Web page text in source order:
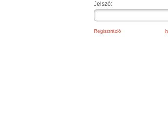
Jelszó:
Regisztráció